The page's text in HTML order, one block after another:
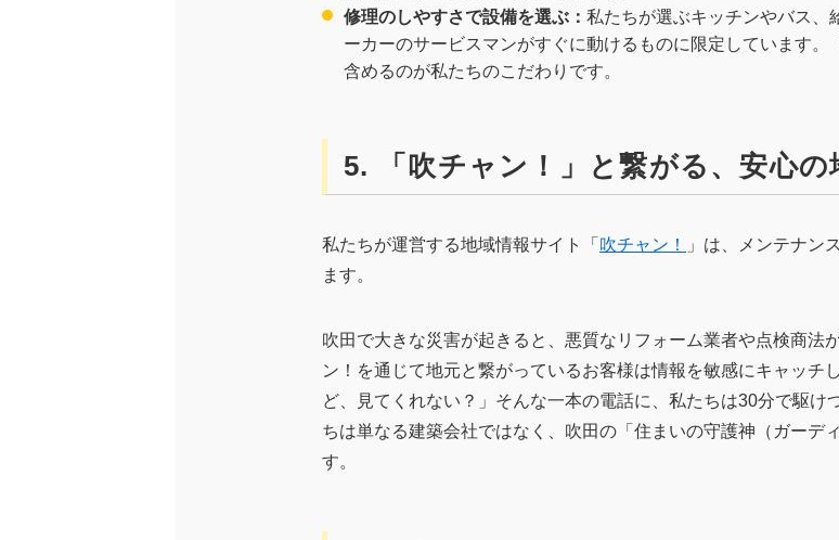
修理のしやすさで設備を選ぶ： 私たちが選ぶキッチンやバス、
ーカーのサービスマンがすぐに動けるものに限定しています。
含めるのが私たちのこだわりです。
5. 「吹チャン！」と繋がる、安心の
私たちが運営する地域情報サイト「 吹チャン！
」は、メンテナン
ます。
吹田で大きな災害が起きると、悪質なリフォーム業者や点検商法
ン！を通じて地元と繋がっているお客様は情報を敏感にキャッチ
ど、見てくれない？」そんな一本の電話に、私たちは30分で駆け
ちは単なる建築会社ではなく、吹田の「住まいの守護神（ガーデ
す。